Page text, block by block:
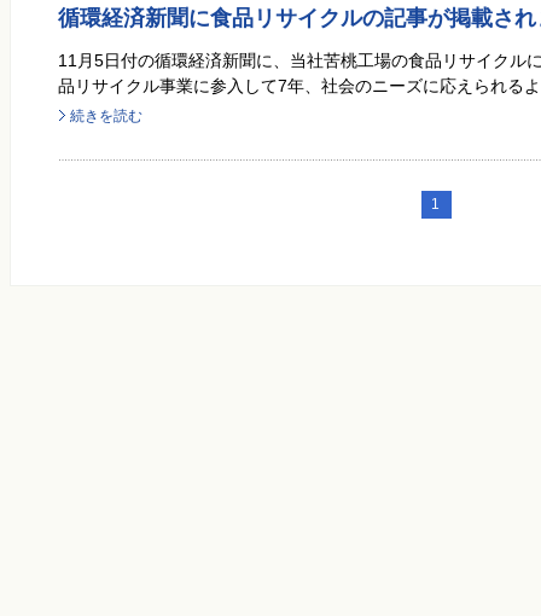
循環経済新聞に食品リサイクルの記事が掲載さ
11月5日付の循環経済新聞に、当社苦桃工場の食品リサイクル
品リサイクル事業に参入して7年、社会のニーズに応えられる
続きを読む
1